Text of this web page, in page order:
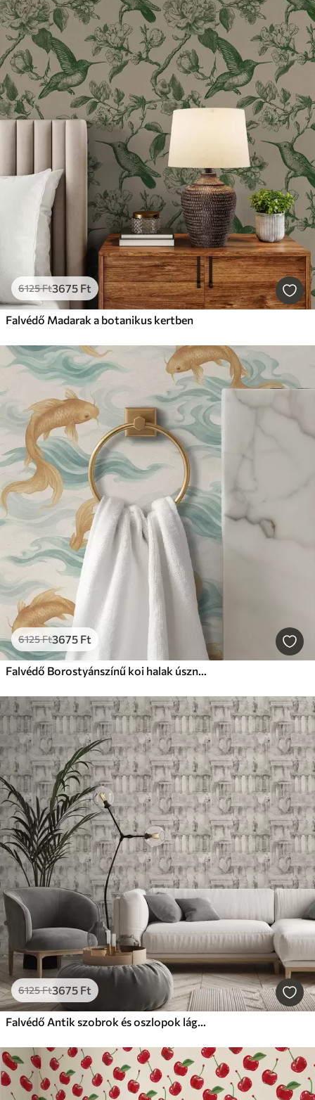
6125Ft3675 Ft
Falvédő Madarak a botanikus kertben
6125Ft3675 Ft
Falvédő Borostyánszínű koi halak úsznak a lágy türkizkék hullámok között
6125Ft3675 Ft
Falvédő Antik szobrok és oszlopok lágy bézs-szürke árnyalatokban